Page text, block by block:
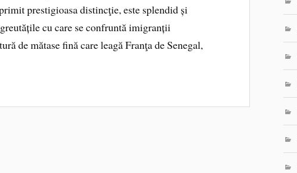
prestigioasa distincţie, este splendid și
cu care se confruntă imigranții
de mătase fină care leagă Franţa de Senegal,